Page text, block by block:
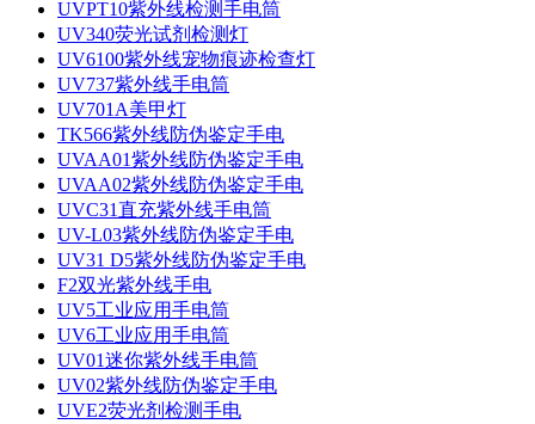
UVPT10紫外线检测手电筒
UV340荧光试剂检测灯
UV6100紫外线宠物痕迹检查灯
UV737紫外线手电筒
UV701A美甲灯
TK566紫外线防伪鉴定手电
UVAA01紫外线防伪鉴定手电
UVAA02紫外线防伪鉴定手电
UVC31直充紫外线手电筒
UV-L03紫外线防伪鉴定手电
UV31 D5紫外线防伪鉴定手电
F2双光紫外线手电
UV5工业应用手电筒
UV6工业应用手电筒
UV01迷你紫外线手电筒
UV02紫外线防伪鉴定手电
UVE2荧光剂检测手电